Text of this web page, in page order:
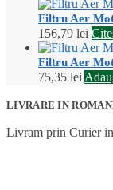
Filtru Aer
156,79 lei
Filtru Aer
75,35 lei
LIVRARE IN
Livram prin Curier